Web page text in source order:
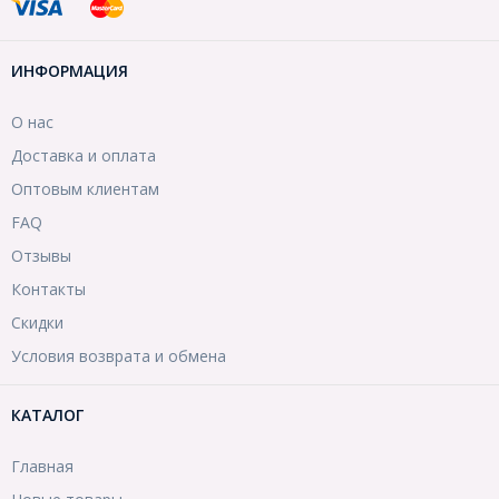
ИНФОРМАЦИЯ
О нас
Доставка и оплата
Оптовым клиентам
FAQ
Отзывы
Контакты
Скидки
Условия возврата и обмена
КАТАЛОГ
Главная